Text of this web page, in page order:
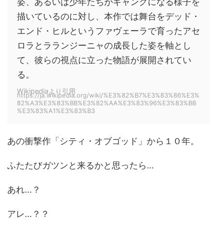
描いているのに対し、本作では舞台をデッド・
エンド・ヒルというファヴェーラで育ったアセ
ロラとラランジーニャの成長した姿を軸とし
て、彼らの視点に立った物語が展開されてい
る。
Wikipediaより引用
https://ja.wikipedia.org/wiki/%E3%82%B7%E3%83%86%E3%
82%A3%E3%83%BB%E3%82%AA%E3%83%96%E3%83%BB
%E3%83%A1%E3%83%B3
あの衝撃作「シティ・オブゴッド」から１０年。
ふたたびガツンと来るかと思ったら…
あれ…？
アレ…？？